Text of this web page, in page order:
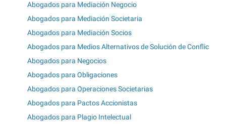
Abogados para Mediación Negocio
Abogados para Mediación Societaria
Abogados para Mediación Socios
Abogados para Medios Alternativos de Solución de Conflic
Abogados para Negocios
Abogados para Obligaciones
Abogados para Operaciones Societarias
Abogados para Pactos Accionistas
Abogados para Plagio Intelectual